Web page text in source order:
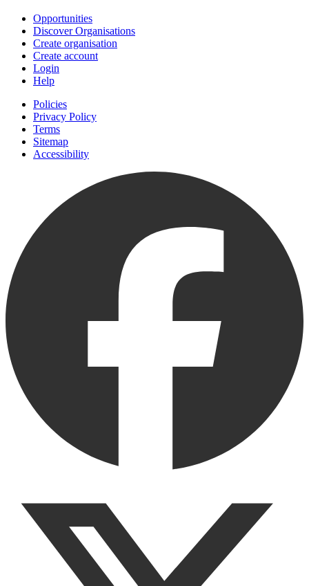
Opportunities
Discover Organisations
Create organisation
Create account
Login
Help
Policies
Privacy Policy
Terms
Sitemap
Accessibility